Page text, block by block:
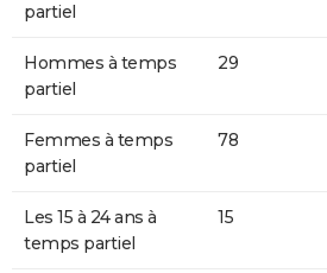
partiel
Hommes à temps
partiel
29
Femmes à temps
partiel
78
Les 15 à 24 ans à
temps partiel
15